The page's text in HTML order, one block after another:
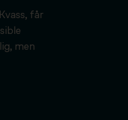
får
men